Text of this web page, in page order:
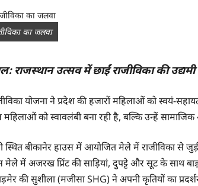
का जलवा
उत्सव में छाईं राजीविका की उद्यमी
योजना ने प्रदेश की हजारों महिलाओं को स्वयं-
को स्वावलंबी बना रही है, बल्कि उन्हें
बीकानेर हाउस में आयोजित मेले में राजीविका से जुड़ी
मेले में अजरख प्रिंट की साड़ियां, दुपट्टे और सूट के साथ
की सुशीला (मजीसा SHG) ने अपनी कृतियों का